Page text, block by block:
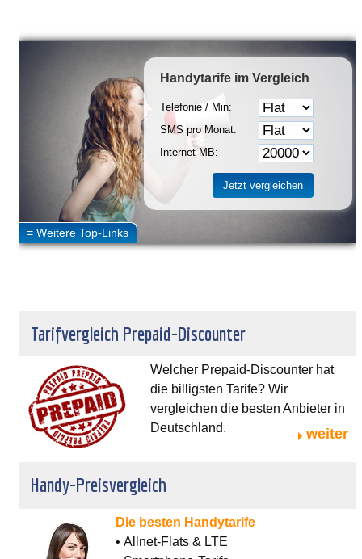
Handytarife im Vergleich
Telefonie / Min:
SMS pro Monat:
Internet MB:
Tarifvergleich Prepaid-Discounter
Welcher Prepaid-Discounter hat
die billigsten Tarife? Wir
vergleichen die besten Anbieter in
Deutschland.
weiter
Handy-Preisvergleich
Die besten Handytarife
• Allnet-Flats & LTE